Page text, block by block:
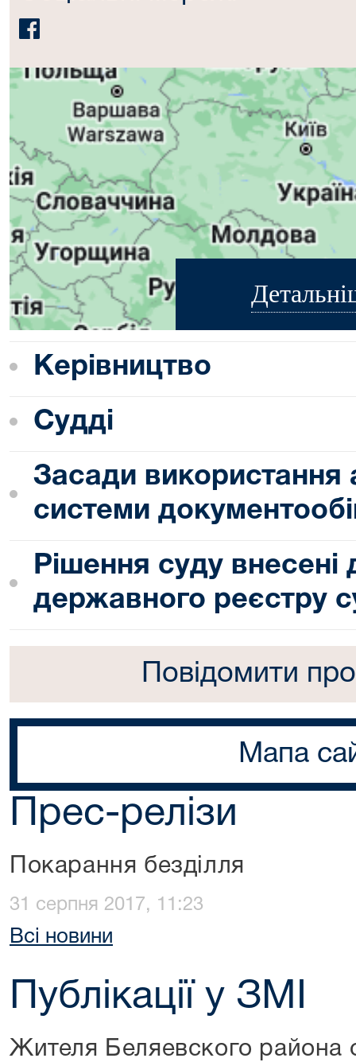
Керівництво
Судді
Засади використання
системи
Рішення суду
державного реєстру
Повідомити
Мапа
Прес-релізи
Покарання безділля
31 серпня 2017, 11:23
Всі новини
Публікації у ЗМІ
Жителя Беляевского района